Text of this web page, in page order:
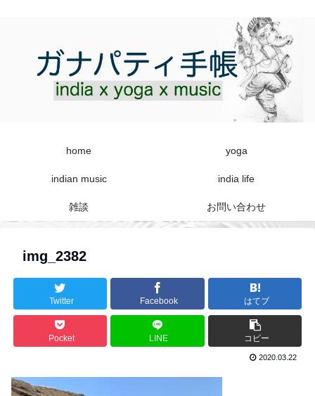
home yoga
indian music india life
雑談 お問い合わせ
img_2382
Twitter Facebook はてブ
Pocket LINE コピー
2020.03.22